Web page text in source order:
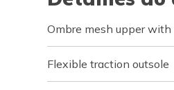
Ombre mesh upper with
Flexible traction outsole